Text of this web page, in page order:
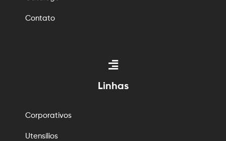
Contato
Linhas
Corporativos
Utensílios